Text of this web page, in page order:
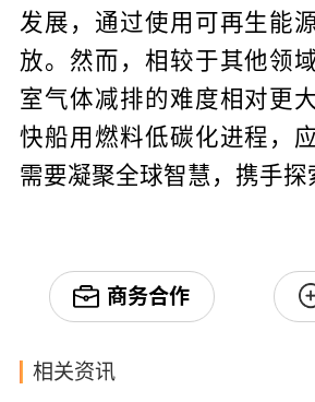
发展，通过使用可再生能
放。然而，相较于其他领
室气体减排的难度相对更
快船用燃料低碳化进程，
需要凝聚全球智慧，携手探
商务合作
相关资讯